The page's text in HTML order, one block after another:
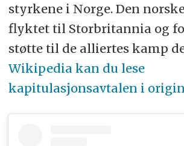
styrkene i Norge. Den
flyktet til Storbritannia og
støtte til de alliertes kamp
Wikipedia kan du lese
kapitulasjonsavtalen i